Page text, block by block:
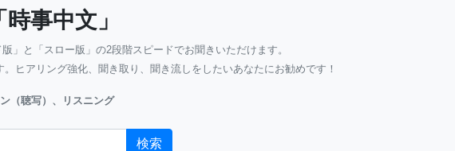
事中文」
」と「スロー版」の2段階スピードでお聞きいただけます。
ヒアリング強化、聞き取り、聞き流しをしたいあなたにお勧めです！
（聴写）、リスニング
検索